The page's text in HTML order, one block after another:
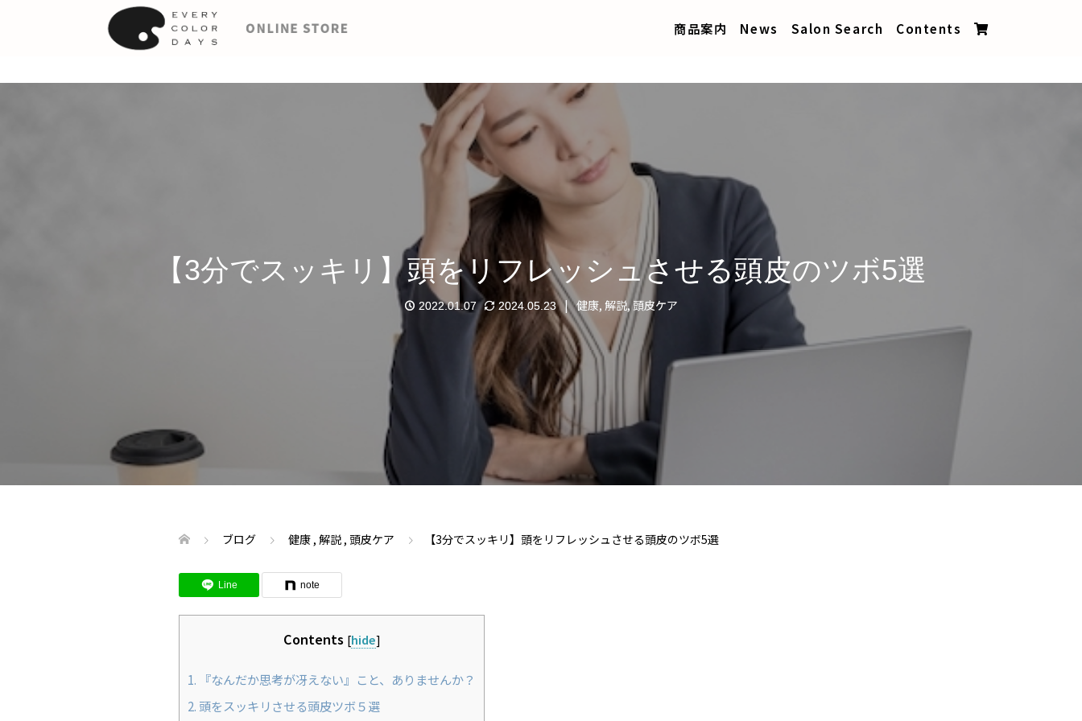
商品案内 News Salon Search Contents
【3分でスッキリ】頭をリフレッシュさせる頭皮のツボ5選
2022.01.07 2024.05.23 健康, 解説,頭皮ケア
ブログ 健康 , 解説 , 頭皮ケア 【3分でスッキリ】頭をリフレッシュさせる頭皮のツボ5選
Line note
Contents [hide]
1. 『なんだか思考が冴えない』こと、ありませんか？
2. 頭をスッキリさせる頭皮ツボ５選